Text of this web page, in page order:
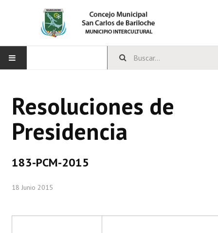
CONCEJO
Bloques Políticos
Comisiones Permanentes
Comisiones Especiales
Resoluciones de
Presidencia
183-PCM-2015
18 Junio 2015